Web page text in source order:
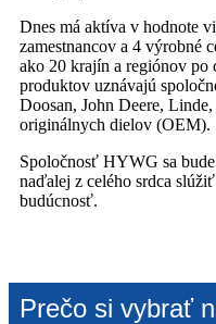
Dnes má aktíva v hodnote
zamestnancov a 4 výrobné
ako 20 krajín a regiónov po
produktov uznávajú
Doosan, John Deere,
originálnych dielov (OEM).
Spoločnosť HYWG sa
naďalej z celého srdca
budúcnosť.
Prečo si vybrať